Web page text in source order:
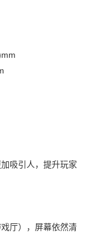
吸引人，提升玩家
厅），屏幕依然清